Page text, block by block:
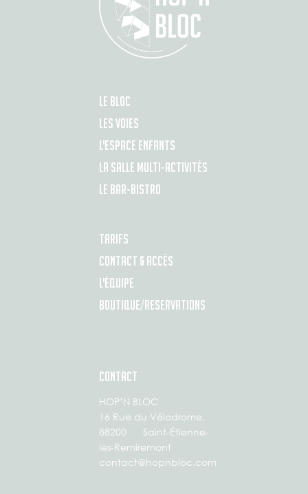
LE BLOC
LES VOIES
L'ESPACE ENFANTS
LA SALLE MULTI-ACTIVITÉS
LE BAR-BISTRO
TARIFS
CONTACT & ACCÈS
L'ÉQUIPE
BOUTIQUE/RESERVATIONS
CONTACT
HOP’N BLOC
16 Rue du Vélodrome,
88200 Saint-Étienne-
lès-Remiremont
contact@hopnbloc.com